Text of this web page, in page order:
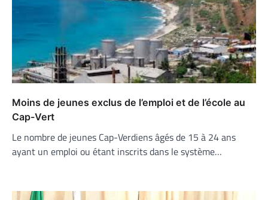
Moins de jeunes exclus de l’emploi et de l’école au
Cap-Vert
Le nombre de jeunes Cap-Verdiens âgés de 15 à 24 ans
ayant un emploi ou étant inscrits dans le système…